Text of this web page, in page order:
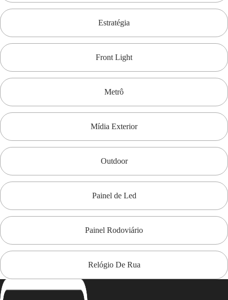
Estratégia
Front Light
Metrô
Mídia Exterior
Outdoor
Painel de Led
Painel Rodoviário
Relógio De Rua